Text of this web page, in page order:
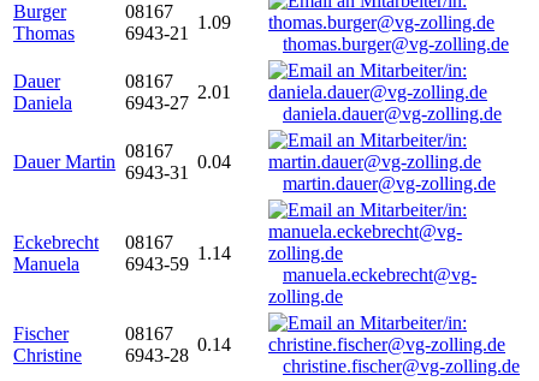
Burger
Thomas
08167
6943-21
1.09
thomas.burger@vg-zolling.de
Dauer
Daniela
08167
6943-27
2.01
daniela.dauer@vg-zolling.de
Dauer Martin
08167
6943-31
0.04
martin.dauer@vg-zolling.de
Eckebrecht
Manuela
08167
6943-59
1.14
manuela.eckebrecht@vg-
zolling.de
Fischer
Christine
08167
6943-28
0.14
christine.fischer@vg-zolling.de